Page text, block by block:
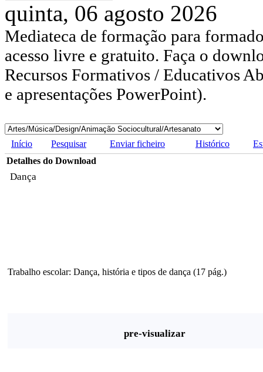
quinta, 06 agosto 2026
Mediateca de formação para
acesso livre e gratuito. Faça o
Recursos Formativos / Educativos
e apresentações PowerPoint).
Início Pesquisar Enviar ficheiro Histórico
Detalhes do Download
Dança
Trabalho escolar: Dança, história e tipos de dança (17 pág.)
pre-visualizar